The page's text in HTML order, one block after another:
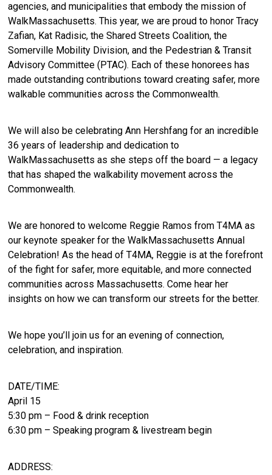
agencies, and municipalities that embody the mission of
WalkMassachusetts. This year, we are proud to honor Tracy
Zafian, Kat Radisic, the Shared Streets Coalition, the
Somerville Mobility Division, and the Pedestrian & Transit
Advisory Committee (PTAC). Each of these honorees has
made outstanding contributions toward creating safer, more
walkable communities across the Commonwealth.
We will also be celebrating Ann Hershfang for an incredible
36 years of leadership and dedication to
WalkMassachusetts as she steps off the board — a legacy
that has shaped the walkability movement across the
Commonwealth.
We are honored to welcome Reggie Ramos from T4MA as
our keynote speaker for the WalkMassachusetts Annual
Celebration!As the head of T4MA, Reggie is at the forefront
of the fight for safer, more equitable, and more connected
communities across Massachusetts. Come hear her
insights on how we can transform our streets for the better.
We hope you’ll join us for an evening of connection,
celebration, and inspiration.
DATE/TIME:
April 15
5:30 pm – Food & drink reception
6:30 pm – Speaking program & livestream begin
ADDRESS: